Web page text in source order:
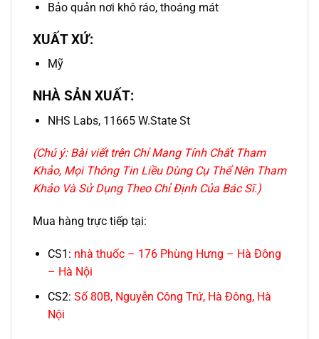
Bảo quản nơi khô ráo, thoáng mát
XUẤT XỨ:
Mỹ
NHÀ SẢN XUẤT:
NHS Labs, 11665 W.State St
(Chú ý: Bài viết trên Chỉ Mang Tính Chất Tham
Khảo, Mọi Thông Tin Liều Dùng Cụ Thể Nên Tham
Khảo Và Sử Dụng Theo Chỉ Định Của Bác Sĩ.)
Mua hàng trực tiếp tại:
CS1: nhà thuốc – 176 Phùng Hưng – Hà Đông
– Hà Nội
CS2: Số 80B, Nguyễn Công Trứ, Hà Đông, Hà
Nội